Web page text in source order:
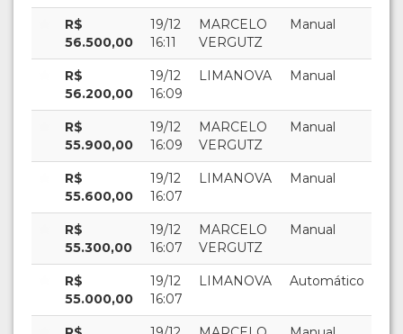
R$
56.500,00
19/12
16:11
MARCELO
VERGUTZ
Manual
R$
56.200,00
19/12
16:09
LIMANOVA Manual
R$
55.900,00
19/12
16:09
MARCELO
VERGUTZ
Manual
R$
55.600,00
19/12
16:07
LIMANOVA Manual
R$
55.300,00
19/12
16:07
MARCELO
VERGUTZ
Manual
R$
55.000,00
19/12
16:07
LIMANOVA Automático